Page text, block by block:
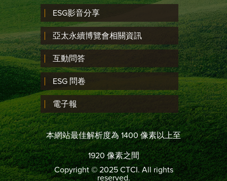
ESG影音分享
亞太永續博覽會相關資訊
互動問答
ESG 問卷
電子報
本網站最佳解析度為 1400 像素以上至
1920 像素之間
Copyright © 2025 CTCI. All rights
reserved.